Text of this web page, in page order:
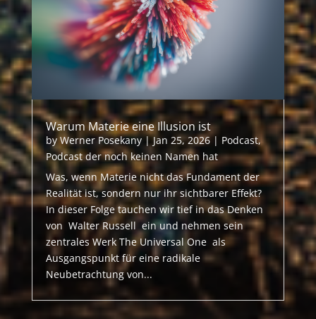
Warum Materie eine Illusion ist
by Werner Posekany|Jan 25, 2026| Podcast,
Podcast der noch keinen Namen hat
Was, wenn Materie nicht das Fundament der
Realität ist, sondern nur ihr sichtbarer Effekt?
In dieser Folge tauchen wir tief in das Denken
von Walter Russell ein und nehmen sein
zentrales Werk The Universal One als
Ausgangspunkt für eine radikale
Neubetrachtung von...